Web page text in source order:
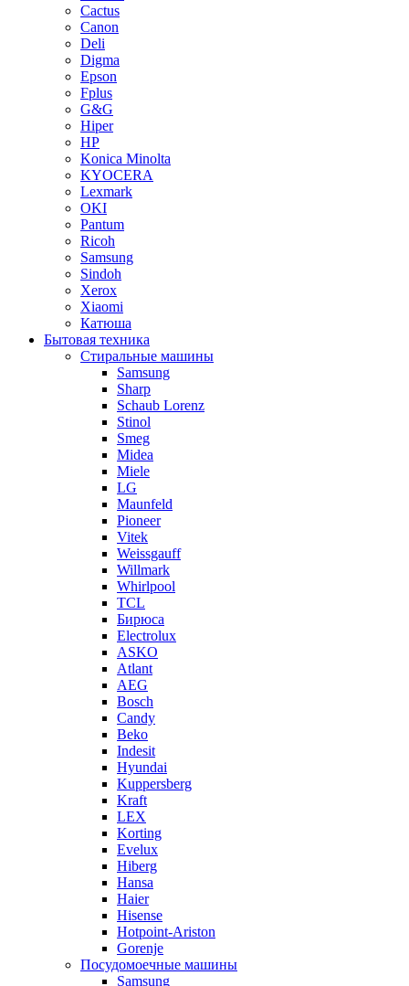
Cactus
Canon
Deli
Digma
Epson
Fplus
G&G
Hiper
HP
Konica Minolta
KYOCERA
Lexmark
OKI
Pantum
Ricoh
Samsung
Sindoh
Xerox
Xiaomi
Катюша
Бытовая техника
Стиральные машины
Samsung
Sharp
Schaub Lorenz
Stinol
Smeg
Midea
Miele
LG
Maunfeld
Pioneer
Vitek
Weissgauff
Willmark
Whirlpool
TCL
Бирюса
Electrolux
ASKO
Atlant
AEG
Bosch
Candy
Beko
Indesit
Hyundai
Kuppersberg
Kraft
LEX
Korting
Evelux
Hiberg
Hansa
Haier
Hisense
Hotpoint-Ariston
Gorenje
Посудомоечные машины
Samsung